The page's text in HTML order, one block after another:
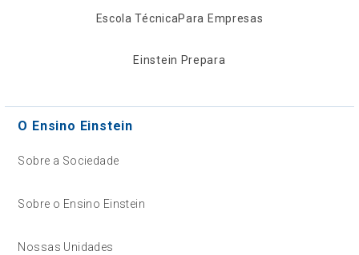
Escola TécnicaPara Empresas
Einstein Prepara
O Ensino Einstein
Sobre a Sociedade
Sobre o Ensino Einstein
Nossas Unidades